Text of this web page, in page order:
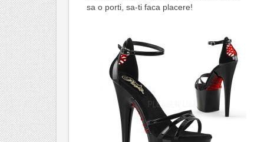
sa o porti, sa-ti faca placere!